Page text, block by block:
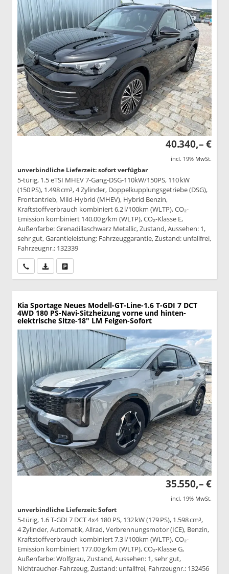
40.340,– €
incl. 19% MwSt.
unverbindliche Lieferzeit: sofort verfügbar
5-türig, 1.5 eTSI MHEV 7-Gang-DSG-110kW/150PS, 110 kW
(150 PS), 1.498 cm³, 4 Zylinder, Doppelkupplungsgetriebe (DSG),
Frontantrieb, Mild-Hybrid (MHEV), Hybrid Benzin,
Kraftstoffverbrauch kombiniert 6,2 l/100km (WLTP), CO₂-
Emission kombiniert 140.00 g/km (WLTP), CO₂-Klasse E,
Außenfarbe: Grenadillaschwarz Metallic, Zustand, Aussehen: 1,
sehr gut, Garantieleistung: Fahrzeuggarantie, Zustand: unfallfrei,
Fahrzeugnr.: 132339
Wir rufen Sie anPDF-Datei, Fahrzeugexposé drucken
Kia Sportage Neues Modell-GT-Line-1.6 T-GDI 7 DCT
4WD 180 PS-Navi-Sitzheizung vorne und hinten-
elektrische Sitze-18" LM Felgen-Sofort
35.550,– €
incl. 19% MwSt.
unverbindliche Lieferzeit: Sofort
5-türig, 1.6 T-GDI 7 DCT 4x4 180 PS, 132 kW (179 PS), 1.598 cm³,
4 Zylinder, Automatik, Allrad, Verbrennungsmotor (ICE), Benzin,
Kraftstoffverbrauch kombiniert 7,3 l/100km (WLTP), CO₂-
Emission kombiniert 177.00 g/km (WLTP), CO₂-Klasse G,
Außenfarbe: Wolfgrau, Zustand, Aussehen: 1, sehr gut,
Nichtraucher-Fahrzeug, Zustand: unfallfrei, Fahrzeugnr.: 132456